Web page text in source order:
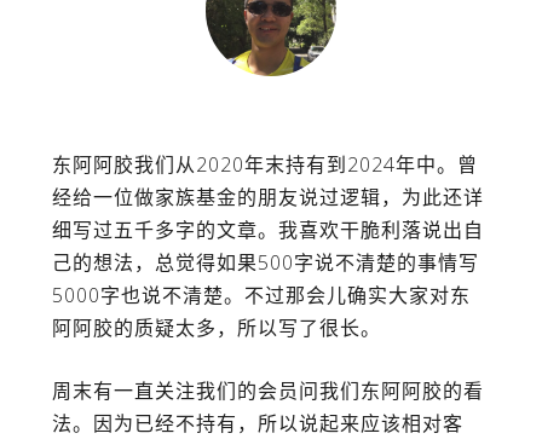
东阿阿胶我们从2020年末持有到2024年中。曾
经给一位做家族基金的朋友说过逻辑，为此还详
细写过五千多字的文章。我喜欢干脆利落说出自
己的想法，总觉得如果500字说不清楚的事情写
5000字也说不清楚。不过那会儿确实大家对东
阿阿胶的质疑太多，所以写了很长。
周末有一直关注我们的会员问我们东阿阿胶的看
法。因为已经不持有，所以说起来应该相对客